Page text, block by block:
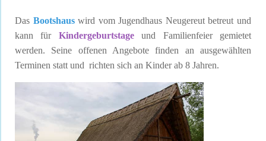
Das Bootshaus wird vom Jugendhaus Neugereut betreut und
kann für Kindergeburtstageund Familienfeier gemietet
werden. Seine offenen Angebote finden an ausgewählten
Terminen statt und richten sich an Kinder ab 8 Jahren.